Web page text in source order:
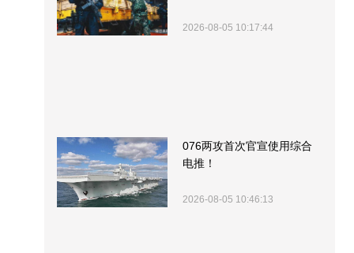
2026-08-05 10:17:44
076两攻首次官宣使用综合
电推！
2026-08-05 10:46:13